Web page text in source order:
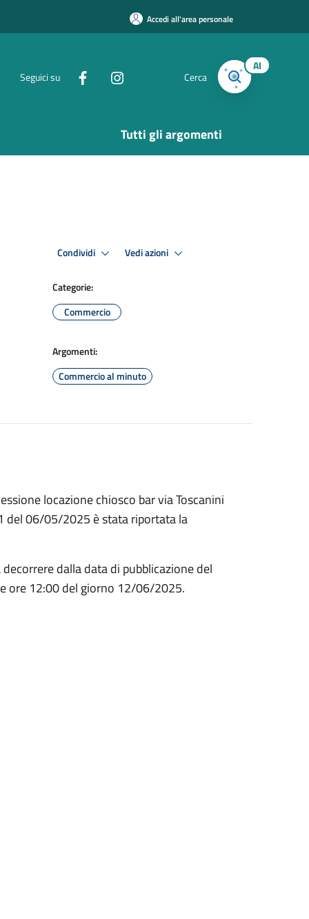
Accedi all'area personale
Seguici su Cerca
AI
Tutti gli argomenti
Condividi Vedi azioni
Categorie:
Commercio
Argomenti:
Commercio al minuto
locazione chiosco bar via Toscanini
del 06/05/2025 è stata riportata la
dalla data di pubblicazione del
ore 12:00 del giorno 12/06/2025.